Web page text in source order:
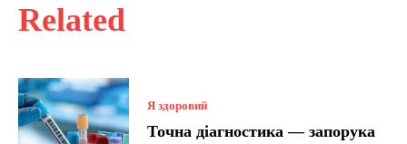
Related
Я здоровий
Точна діагностика — запорука